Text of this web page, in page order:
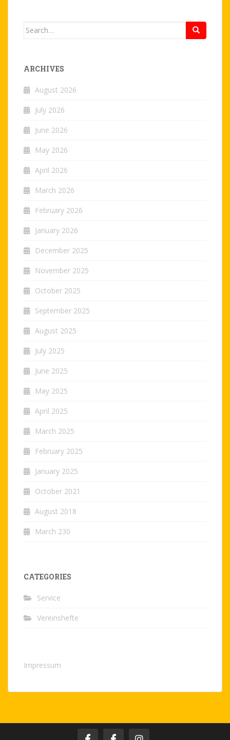
Search
ARCHIVES
August 2026
July 2026
June 2026
May 2026
April 2026
March 2026
February 2026
January 2026
December 2025
November 2025
October 2025
September 2025
August 2025
July 2025
June 2025
May 2025
April 2025
March 2025
February 2025
January 2025
October 2021
August 2018
March 230
CATEGORIES
Service
Vereinshefte
Impressum